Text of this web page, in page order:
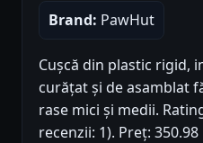
Brand: PawHut
Cușcă din plastic rigid,
curățat și de asamblat
rase mici și medii.
recenzii: 1). Preț: